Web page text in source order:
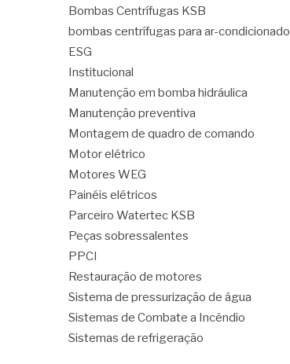
Bombas Centrífugas KSB
bombas centrífugas para ar-condicionado
ESG
Institucional
Manutenção em bomba hidráulica
Manutenção preventiva
Montagem de quadro de comando
Motor elétrico
Motores WEG
Painéis elétricos
Parceiro Watertec KSB
Peças sobressalentes
PPCI
Restauração de motores
Sistema de pressurização de água
Sistemas de Combate a Incêndio
Sistemas de refrigeração